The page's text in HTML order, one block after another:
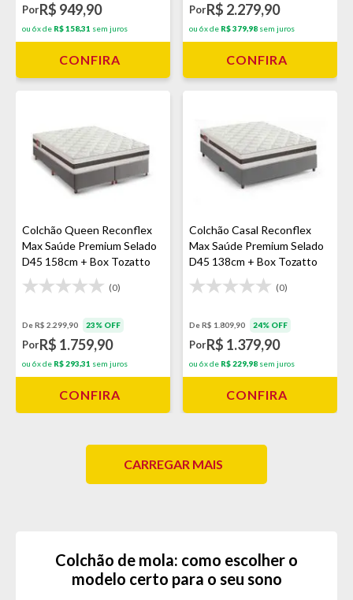
PorR$ 949,90
ou 6x de R$ 158,31 sem juros
CONFIRA
PorR$ 2.279,90
ou 6x de R$ 379,98 sem juros
CONFIRA
Colchão Queen Reconflex
Max Saúde Premium Selado
D45 158cm + Box Tozatto
Uni Cinza
(0)
De R$ 2.299,90 23% OFF
PorR$ 1.759,90
ou 6x de R$ 293,31 sem juros
CONFIRA
Colchão Casal Reconflex
Max Saúde Premium Selado
D45 138cm + Box Tozatto
Uni Cinza
(0)
De R$ 1.809,90 24% OFF
PorR$ 1.379,90
ou 6x de R$ 229,98 sem juros
CONFIRA
CARREGAR MAIS
Colchão de mola: como escolher o
modelo certo para o seu sono